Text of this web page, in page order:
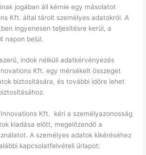
jogában áll kérnie egy másolatot
Kft. által tárolt személyes adatokról. A
ingyenesen teljesítésre kerül, a
napon belül.
indok nélküli adatkérvényezés
Kft. egy mérsékelt összeget
biztosítására, és további időre lehet
Kft. kéri a személyazonosság
kiadása előtt, megelőzendő a
A személyes adatok kikéréséhez
kapcsolatfelvételi űrlapot: